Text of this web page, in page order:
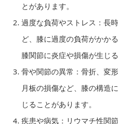
とがあります。
過度な負荷やストレス：長
ど、膝に過度の負荷がかか
膝関節に炎症や損傷が生じ
骨や関節の異常：骨折、変
月板の損傷など、膝の構造
じることがあります。
疾患や病気：リウマチ性関